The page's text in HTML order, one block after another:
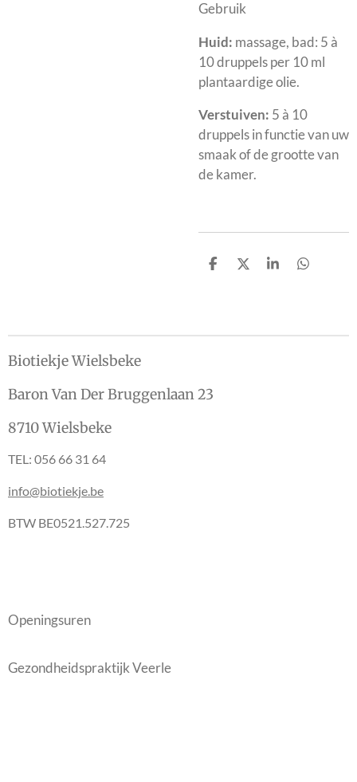
Gebruik
Huid: massage, bad: 5 à
10 druppels per 10 ml
plantaardige olie.
Verstuiven: 5 à 10
druppels in functie van uw
smaak of de grootte van
de kamer.
D
D
S
D
Biotiekje Wielsbeke
Baron Van Der Bruggenlaan 23
8710 Wielsbeke
TEL: 056 66 31 64
info@biotiekje.be
BTW BE0521.527.725
Openingsuren
Gezondheidspraktijk Veerle